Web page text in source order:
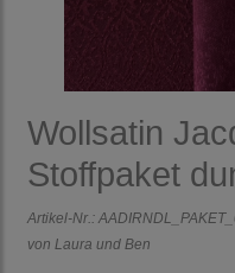
Wollsatin
Stoffpaket
Artikel-Nr.:
von Laura und Ben